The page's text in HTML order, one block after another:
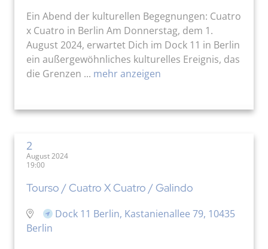
Ein Abend der kulturellen Begegnungen: Cuatro
x Cuatro in Berlin Am Donnerstag, dem 1.
August 2024, erwartet Dich im Dock 11 in Berlin
ein außergewöhnliches kulturelles Ereignis, das
die Grenzen ... mehr anzeigen
2
August 2024
19:00
Tourso / Cuatro X Cuatro / Galindo
Dock 11 Berlin, Kastanienallee 79, 10435
Berlin